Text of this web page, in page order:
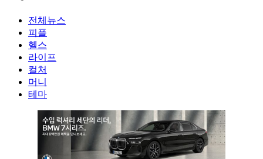
전체뉴스
피플
헬스
라이프
컬처
머니
테마